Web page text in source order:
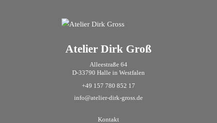
Atelier Dirk Groß
Alleestraße 64
D-33790 Halle in Westfalen
+49 157 780 852 17
info@atelier-dirk-gross.de
Kontakt